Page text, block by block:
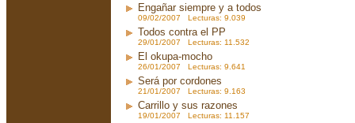
Engañar siempre y a todos
09/02/2007 Lecturas: 9.039
Todos contra el PP
29/01/2007 Lecturas: 11.532
El okupa-mocho
26/01/2007 Lecturas: 9.641
Será por cordones
21/01/2007 Lecturas: 9.163
Carrillo y sus razones
19/01/2007 Lecturas: 11.157